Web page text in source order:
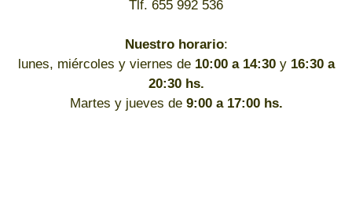
Tlf. 655 992 536
Nuestro horario:
lunes, miércoles y viernes de 10:00 a 14:30y 16:30 a
20:30 hs.
Martes y jueves de 9:00 a 17:00 hs.